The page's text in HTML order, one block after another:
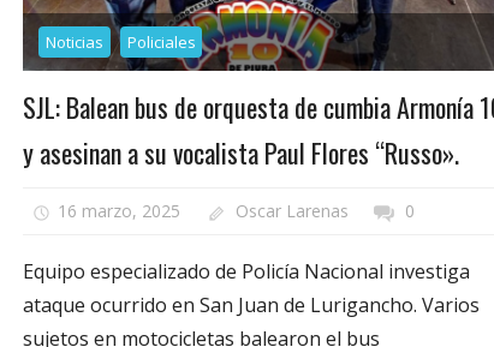
Noticias Policiales
SJL: Balean bus de orquesta de cumbia Armonía
y asesinan a su vocalista Paul Flores “Russo».
16 marzo, 2025 Oscar Larenas 0
Equipo especializado de Policía Nacional investiga
ataque ocurrido en San Juan de Lurigancho. Varios
sujetos en motocicletas balearon el bus